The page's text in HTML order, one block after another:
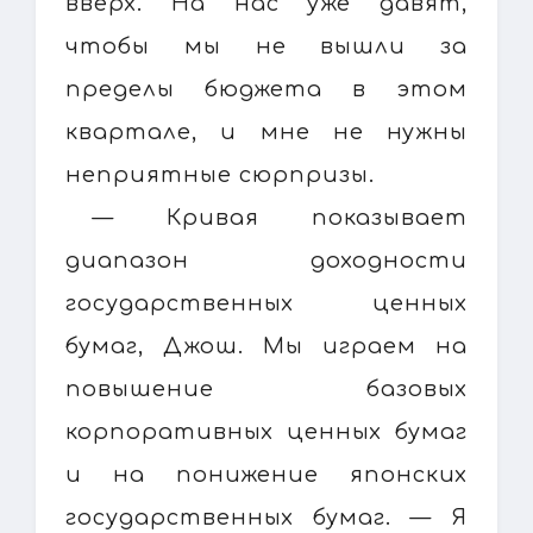
чтобы мы не вышли за
пределы бюджета в этом
квартале, и мне не нужны
неприятные сюрпризы.
— Кривая показывает
диапазон доходности
государственных ценных
бумаг, Джош. Мы играем на
повышение базовых
корпоративных ценных бумаг
и на понижение японских
государственных бумаг. — Я